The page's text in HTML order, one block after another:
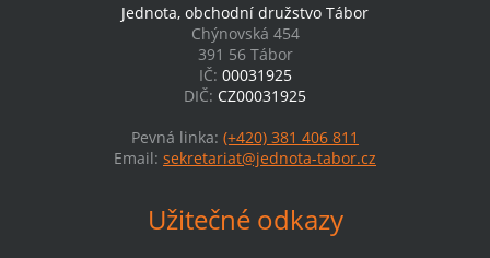
Jednota, obchodní družstvo Tábor
Chýnovská 454
391 56 Tábor
IČ: 00031925
DIČ: CZ00031925
Pevná linka: (+420) 381 406 811
Email: sekretariat@jednota-tabor.cz
Užitečné odkazy